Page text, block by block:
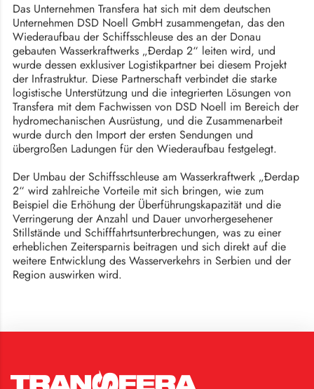
Das Unternehmen Transfera hat sich mit dem deutschen
Unternehmen DSD Noell GmbH zusammengetan, das den
Wiederaufbau der Schiffsschleuse des an der Donau
gebauten Wasserkraftwerks „Đerdap 2“ leiten wird, und
wurde dessen exklusiver Logistikpartner bei diesem Projekt
der Infrastruktur. Diese Partnerschaft verbindet die starke
logistische Unterstützung und die integrierten Lösungen von
Transfera mit dem Fachwissen von DSD Noell im Bereich der
hydromechanischen Ausrüstung, und die Zusammenarbeit
wurde durch den Import der ersten Sendungen und
übergroßen Ladungen für den Wiederaufbau festgelegt.
Der Umbau der Schiffsschleuse am Wasserkraftwerk „Đerdap
2“ wird zahlreiche Vorteile mit sich bringen, wie zum
Beispiel die Erhöhung der Überführungskapazität und die
Verringerung der Anzahl und Dauer unvorhergesehener
Stillstände und Schifffahrtsunterbrechungen, was zu einer
erheblichen Zeitersparnis beitragen und sich direkt auf die
weitere Entwicklung des Wasserverkehrs in Serbien und der
Region auswirken wird.